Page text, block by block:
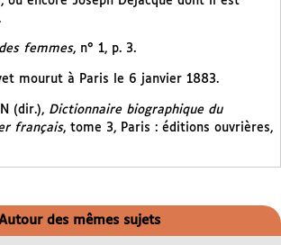
femmes, n° 1, p. 3.
mourut à Paris le 6 janvier 1883.
(dir.), Dictionnaire biographique du
français, tome 3, Paris : éditions ouvrières,
des mêmes sujets